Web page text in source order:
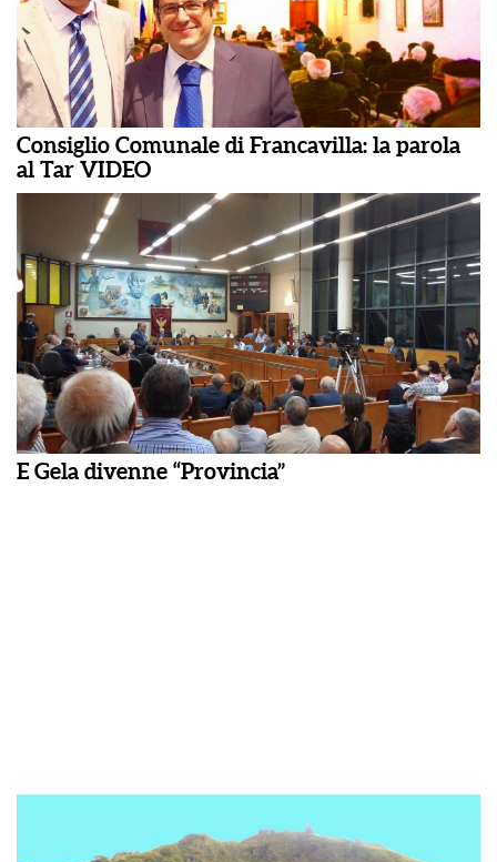
Consiglio Comunale di Francavilla: la parola
al Tar VIDEO
E Gela divenne “Provincia”